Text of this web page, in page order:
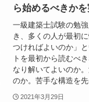
ら始めるべきか
一級建築士試験の勉
き、多くの人が最初
つければよいのか」
トを最初から読むべ
なり解いてよいのか
のか。苦手な構造を
2021年3月29日